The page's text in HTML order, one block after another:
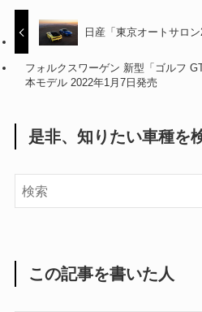
日産「東京オートサロ
フォルクスワーゲン 新型「ゴルフ
本モデル 2022年1月7日発売
是非、知りたい車種を
この記事を書いた人